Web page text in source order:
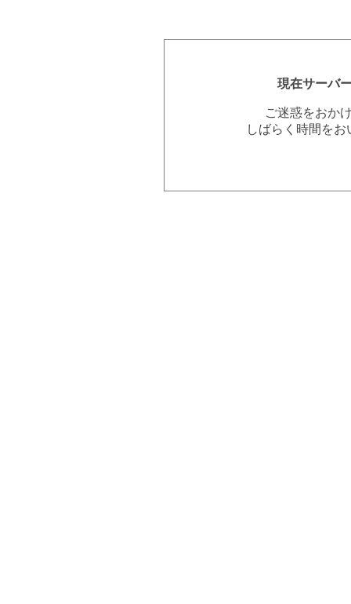
現在サーバ
ご迷惑をおか
しばらく時間を